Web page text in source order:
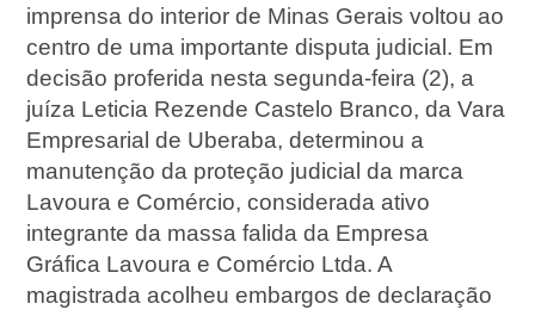
imprensa do interior de Minas Gerais voltou ao
centro de uma importante disputa judicial. Em
decisão proferida nesta segunda-feira (2), a
juíza Leticia Rezende Castelo Branco, da Vara
Empresarial de Uberaba, determinou a
manutenção da proteção judicial da marca
Lavoura e Comércio, considerada ativo
integrante da massa falida da Empresa
Gráfica Lavoura e Comércio Ltda. A
magistrada acolheu embargos de declaração